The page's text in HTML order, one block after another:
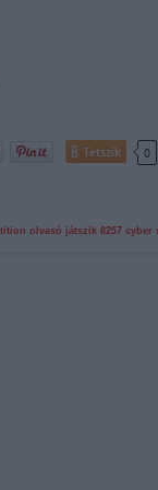
Tetszik 0
olvasó játszik 8257 cyber